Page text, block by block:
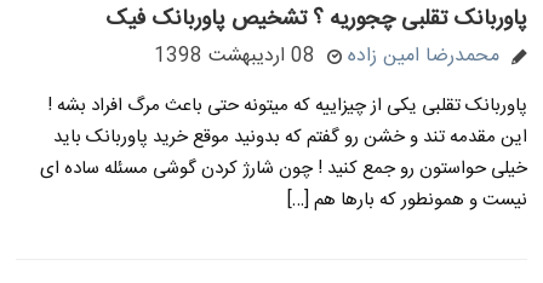
پاوربانک تقلبی چجوریه ؟ تشخیص پاوربانک فیک
محمدرضا امین زاده 08 اردیبهشت 1398
پاوربانک تقلبی یکی از چیزاییه که میتونه حتی باعث مرگ افراد بشه !
این مقدمه تند و خشن رو گفتم که بدونید موقع خرید پاوربانک باید
خیلی حواستون رو جمع کنید ! چون شارژ کردن گوشی مسئله ساده ای
نیست و همونطور که بارها هم […]